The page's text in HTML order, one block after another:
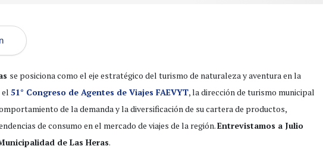
se posiciona como el eje estratégico del turismo de naturaleza y aventura en la
el 51° Congreso de Agentes de Viajes FAEVYT, la dirección de turismo municipal
de la demanda y la diversificación de su cartera de productos,
de consumo en el mercado de viajes de la región.Entrevistamos a Julio
de Las Heras.